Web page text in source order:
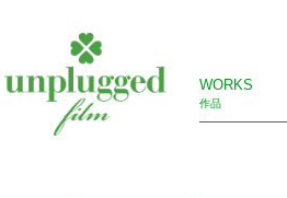
WORKS
作品